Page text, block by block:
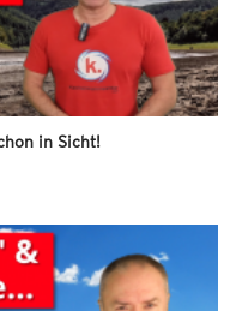
in Sicht!